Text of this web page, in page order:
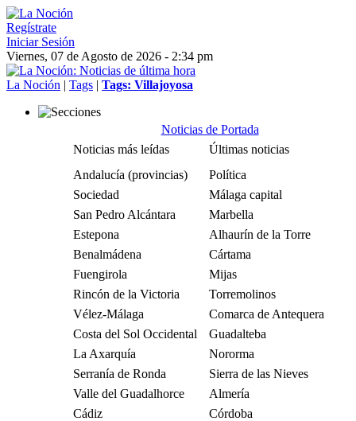
Regístrate
Iniciar Sesión
Viernes, 07 de Agosto de 2026 - 2:34 pm
La Noción | Tags | Tags: Villajoyosa
Noticias de Portada
Noticias más leídas
Últimas noticias
Andalucía (provincias)
Política
Sociedad
Málaga capital
San Pedro Alcántara
Marbella
Estepona
Alhaurín de la Torre
Benalmádena
Cártama
Fuengirola
Mijas
Rincón de la Victoria
Torremolinos
Vélez-Málaga
Comarca de Antequera
Costa del Sol Occidental
Guadalteba
La Axarquía
Nororma
Serranía de Ronda
Sierra de las Nieves
Valle del Guadalhorce
Almería
Cádiz
Córdoba